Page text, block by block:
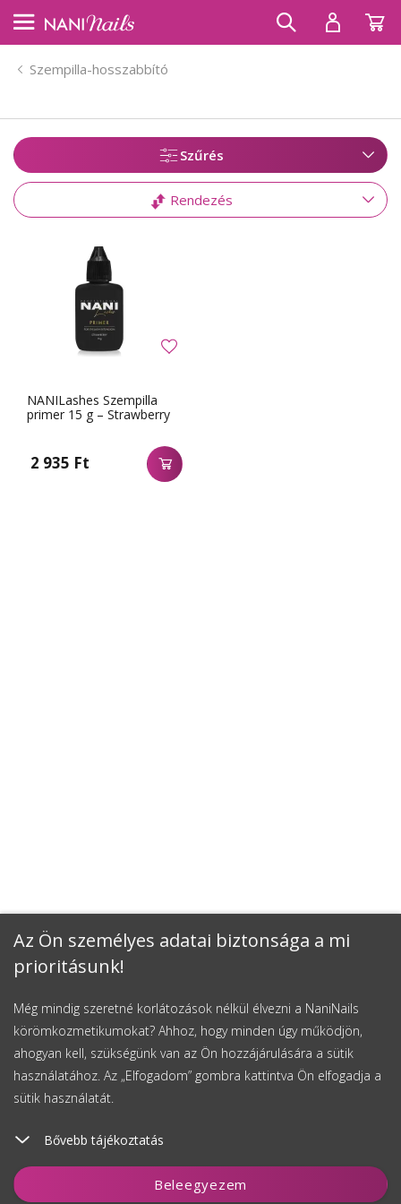
Az Ön személyes adatai biztonsága a mi
prioritásunk!
Még mindig szeretné korlátozások nélkül élvezni a NaniNails
körömkozmetikumokat? Ahhoz, hogy minden úgy működjön,
ahogyan kell, szükségünk van az Ön hozzájárulására a sütik
használatához. Az „Elfogadom” gombra kattintva Ön elfogadja a
sütik használatát.
Bővebb tájékoztatás
Beleegyezem
Szempilla-hosszabbító
Szűrés
Rendezés
NANILashes Szempilla
primer 15 g – Strawberry
2 935 Ft